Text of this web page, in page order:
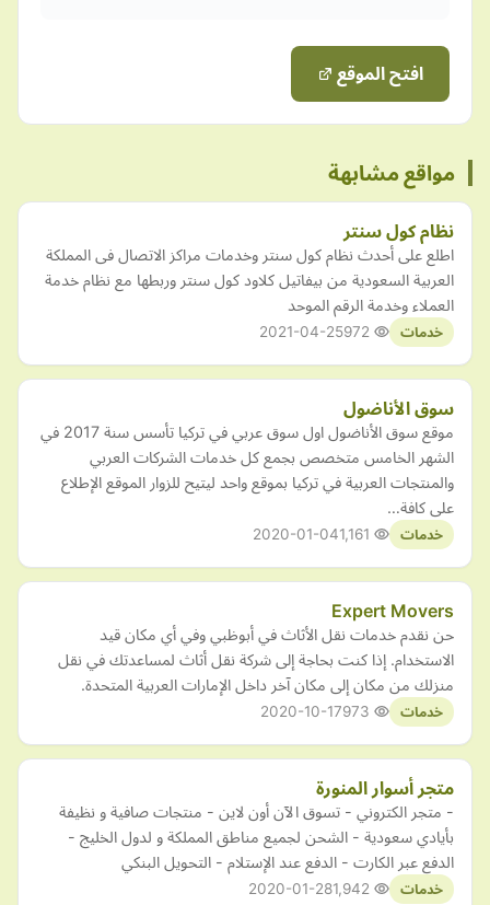
افتح الموقع
مواقع مشابهة
نظام كول سنتر
اطلع على أحدث نظام كول سنتر وخدمات مراكز الاتصال فى المملكة
العربية السعودية من بيفاتيل كلاود كول سنتر وربطها مع نظام خدمة
العملاء وخدمة الرقم الموحد
خدمات 2021-04-25
سوق الأناضول
موقع سوق الأناضول اول سوق عربي في تركيا تأسس سنة 2017 في
الشهر الخامس متخصص بجمع كل خدمات الشركات العربي
والمنتجات العربية في تركيا بموقع واحد ليتيح للزوار الموقع الإطلاع
على كافة…
خدمات 2020-01-04
Expert Movers
حن نقدم خدمات نقل الأثاث في أبوظبي وفي أي مكان قيد
الاستخدام. إذا كنت بحاجة إلى شركة نقل أثاث لمساعدتك في نقل
منزلك من مكان إلى مكان آخر داخل الإمارات العربية المتحدة.
خدمات 2020-10-17
متجر أسوار المنورة
- متجر الكتروني - تسوق الآن أون لاين - منتجات صافية و نظيفة
بأيادي سعودية - الشحن لجميع مناطق المملكة و لدول الخليج -
الدفع عبر الكارت - الدفع عند الإستلام - التحويل البنكي
خدمات 2020-01-28